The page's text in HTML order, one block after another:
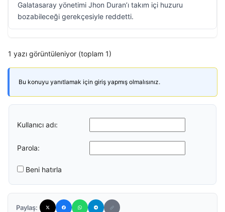
Galatasaray yönetimi Jhon Duran’ı takım içi huzuru
bozabileceği gerekçesiyle reddetti.
1 yazı görüntüleniyor (toplam 1)
Bu konuyu yanıtlamak için giriş yapmış olmalısınız.
Kullanıcı adı:
Parola:
Beni hatırla
Paylaş: